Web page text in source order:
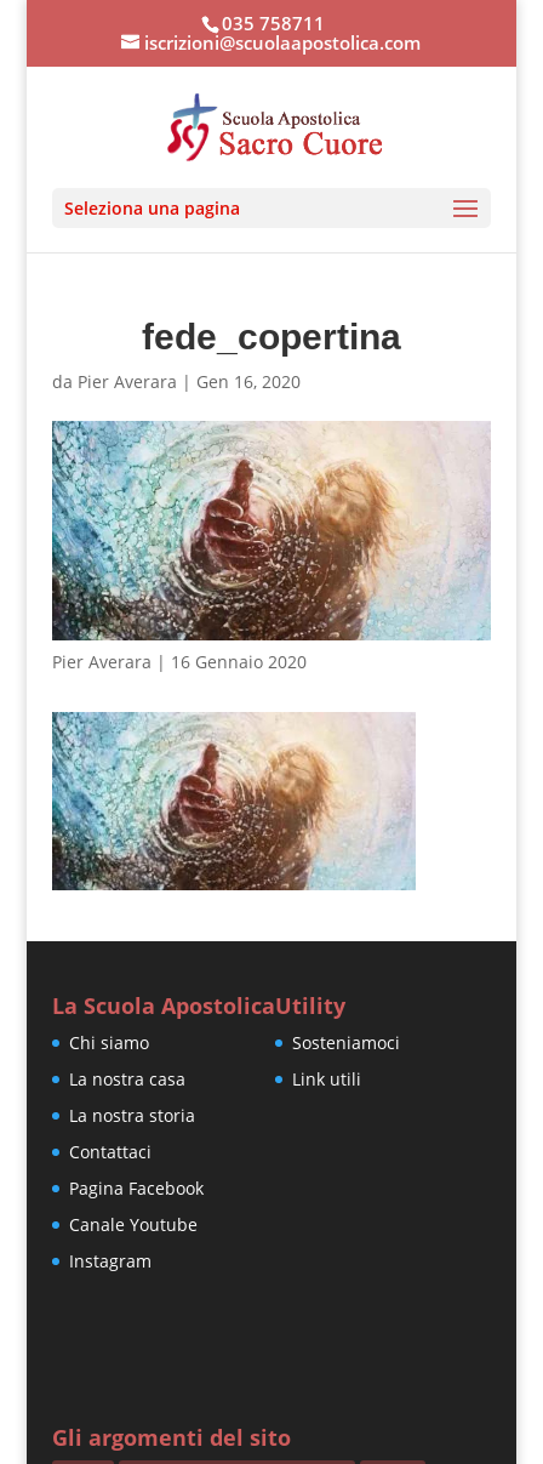
035 758711
iscrizioni@scuolaapostolica.com
Seleziona una pagina
fede_copertina
da Pier Averara | Gen 16, 2020
Pier Averara | 16 Gennaio 2020
La Scuola Apostolica
Chi siamo
La nostra casa
La nostra storia
Contattaci
Pagina Facebook
Canale Youtube
Instagram
Utility
Sosteniamoci
Link utili
Gli argomenti del sito